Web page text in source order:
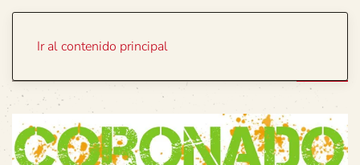
Ir al contenido principal